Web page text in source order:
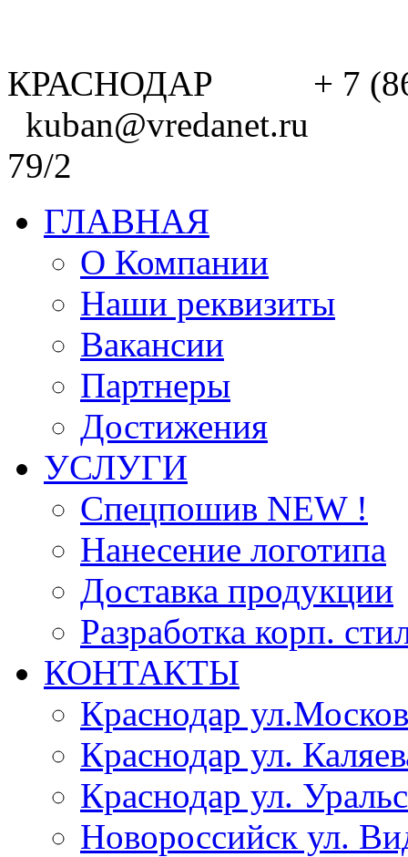
КРАСНОДАР + 7
kuban@vredanet.ru г.
79/2
ГЛАВНАЯ
О Компании
Наши реквизиты
Вакансии
Партнеры
Достижения
УСЛУГИ
Спецпошив NEW !
Нанесение логотипа
Доставка продукции
Разработка корп.
КОНТАКТЫ
Краснодар
Краснодар ул.
Краснодар ул.
Новороссийск ул.